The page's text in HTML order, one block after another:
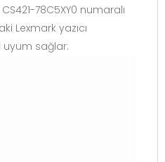
78C5XY0 numaralı
Lexmark yazıcı
sağlar: